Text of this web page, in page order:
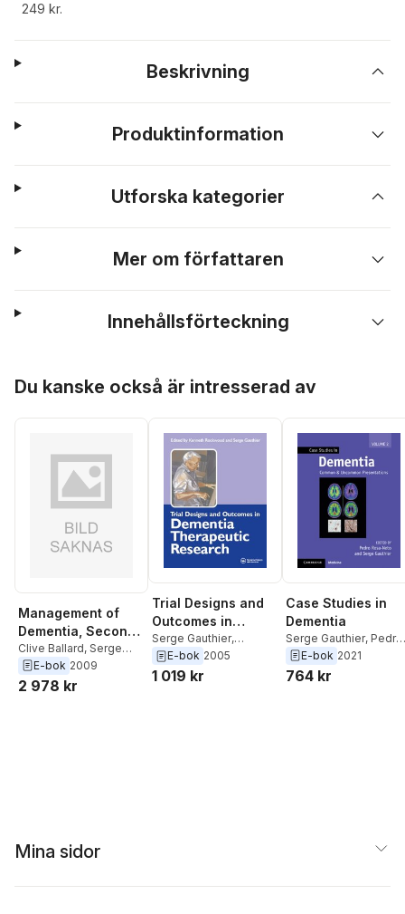
249 kr.
Beskrivning
Produktinformation
Utforska kategorier
Mer om författaren
Innehållsförteckning
Du kanske också är intresserad av
Management of
Dementia, Second
Edition
Clive Ballard, Serge
Gauthier
E-bok 2009
2 978 kr
Trial Designs and
Outcomes in
Dementia
Therapeutic
Research
Serge Gauthier,
Kenneth Rockwood
E-bok 2005
1 019 kr
Case Studies in
Dementia
Serge Gauthier, Pedro
Rosa-Neto
E-bok 2021
764 kr
Mina sidor